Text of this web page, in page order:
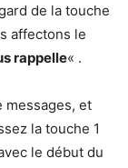
de la touche
affectons le
rappelle« .
messages, et
la touche 1
le début du